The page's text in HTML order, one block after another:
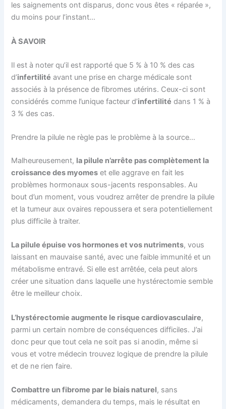
les saignements ont disparus, donc vous êtes « réparée »,
du moins pour l’instant…
À SAVOIR
Il est à noter qu’il est rapporté que 5 % à 10 % des cas
d’infertilité avant une prise en charge médicale sont
associés à la présence de fibromes utérins. Ceux-ci sont
considérés comme l’unique facteur d’infertilité dans 1 % à
3 % des cas.
Prendre la pilule ne règle pas le problème à la source…
Malheureusement, la pilule n’arrête pas complètement la
croissance des myomes et elle aggrave en fait les
problèmes hormonaux sous-jacents responsables. Au
bout d’un moment, vous voudrez arrêter de prendre la pilule
et la tumeur aux ovaires repoussera et sera potentiellement
plus difficile à traiter.
La pilule épuise vos hormones et vos nutriments, vous
laissant en mauvaise santé, avec une faible immunité et un
métabolisme entravé. Si elle est arrêtée, cela peut alors
créer une situation dans laquelle une hystérectomie semble
être le meilleur choix.
L’hystérectomie augmente le risque cardiovasculaire,
parmi un certain nombre de conséquences difficiles. J’ai
donc peur que tout cela ne soit pas si anodin, même si
vous et votre médecin trouvez logique de prendre la pilule
et de ne rien faire.
Combattre un fibrome par le biais naturel, sans
médicaments, demandera du temps, mais le résultat en